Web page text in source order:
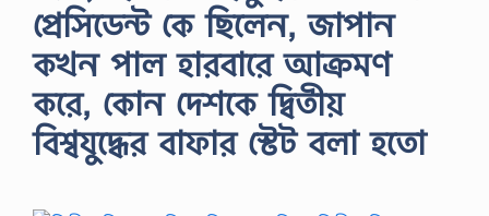
প্রেসিডেন্ট কে ছিলেন, জাপান
কখন পাল হারবারে আক্রমণ
করে, কোন দেশকে দ্বিতীয়
বিশ্বযুদ্ধের বাফার স্টেট বলা হতো